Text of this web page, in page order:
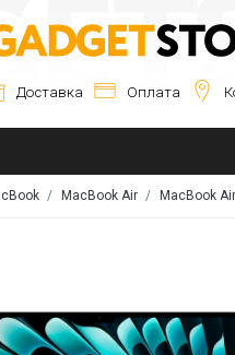
Доставка Оплата
MacBook Air MacBook